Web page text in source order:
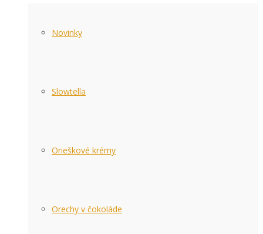
Novinky
Slowtella
Orieškové krémy
Orechy v čokoláde